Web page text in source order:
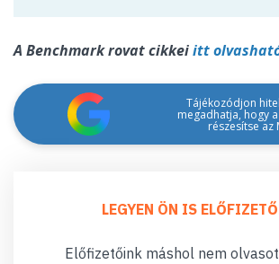
A Benchmark rovat cikkeiitt
Tájékozódjon
megadhatja, hogy
részesítse az
LEGYEN ÖN IS
Előfizetőink máshol nem